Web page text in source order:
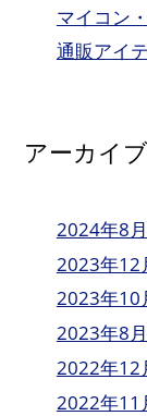
マイコン
通販アイ
アーカイブ
2024年8月
2023年12
2023年10
2023年8月
2022年12
2022年11